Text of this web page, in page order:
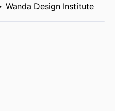
Wanda Design Institute